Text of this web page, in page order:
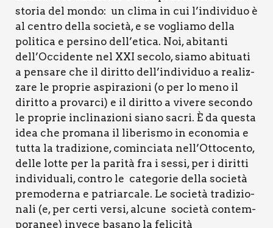
sto­ria del mon­do: un cli­ma in cui l’individuo è
al cen­tro del­la socie­tà, e se voglia­mo del­la
poli­ti­ca e per­si­no dell’etica. Noi, abi­tan­ti
dell’Occidente nel XXI seco­lo, sia­mo abi­tua­ti
a pen­sa­re che il dirit­to dell’individuo a rea­liz­
za­re le pro­prie aspi­ra­zio­ni (o per lo meno il
dirit­to a pro­var­ci) e il dirit­to a vive­re secon­do
le pro­prie incli­na­zio­ni sia­no sacri. È da que­sta
idea che pro­ma­na il libe­ri­smo in eco­no­mia e
tut­ta la tra­di­zio­ne, comin­cia­ta nell’Ottocento,
del­le lot­te per la pari­tà fra i ses­si, per i dirit­ti
indi­vi­dua­li, con­tro le cate­go­rie del­la socie­tà
pre­mo­der­na e patriar­ca­le. Le socie­tà tra­di­zio­
na­li (e, per cer­ti ver­si, alcu­ne socie­tà con­tem­
po­ra­nee) inve­ce basa­no la feli­ci­tà